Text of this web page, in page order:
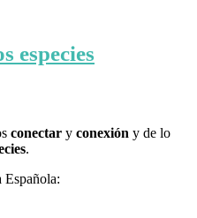
especies
conectar y conexión y de lo
.